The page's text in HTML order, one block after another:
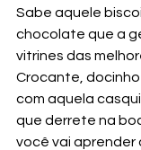
Sabe aquele
chocolate que a
vitrines das
Crocante,
com aquela
que derrete na
você vai aprender